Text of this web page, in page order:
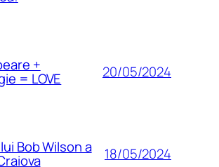
+
= LOVE 20/05/2024
Bob Wilson a 18/05/2024